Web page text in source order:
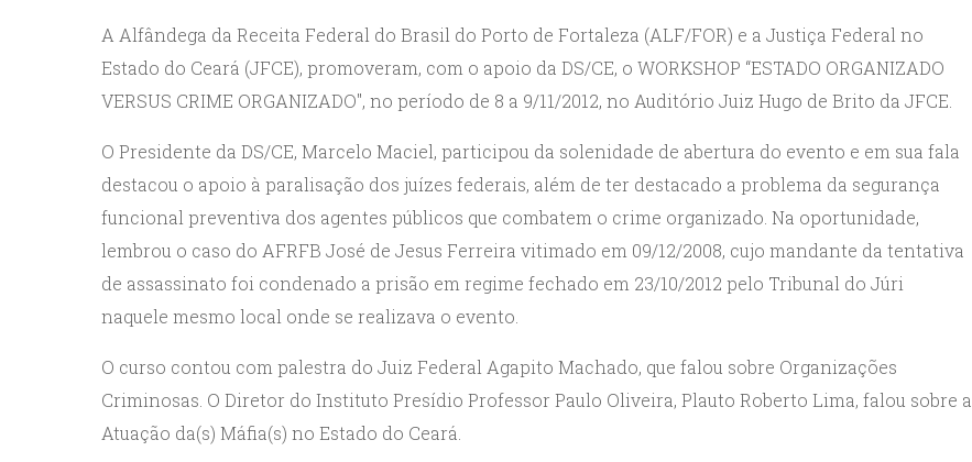
A Alfândega da Receita Federal do Brasil do Porto de Fortaleza (ALF/FOR) e a Justiça Federal no
Estado do Ceará (JFCE), promoveram, com o apoio da DS/CE, o WORKSHOP “ESTADO ORGANIZADO
VERSUS CRIME ORGANIZADO", no período de 8 a 9/11/2012, no Auditório Juiz Hugo de Brito da JFCE.
O Presidente da DS/CE, Marcelo Maciel, participou da solenidade de abertura do evento e em sua fala
destacou o apoio à paralisação dos juízes federais, além de ter destacado a problema da segurança
funcional preventiva dos agentes públicos que combatem o crime organizado. Na oportunidade,
lembrou o caso do AFRFB José de Jesus Ferreira vitimado em 09/12/2008, cujo mandante da tentativa
de assassinato foi condenado a prisão em regime fechado em 23/10/2012 pelo Tribunal do Júri
naquele mesmo local onde se realizava o evento.
O curso contou com palestra do Juiz Federal Agapito Machado, que falou sobre Organizações
Criminosas. O Diretor do Instituto Presídio Professor Paulo Oliveira, Plauto Roberto Lima, falou sobre a
Atuação da(s) Máfia(s) no Estado do Ceará.